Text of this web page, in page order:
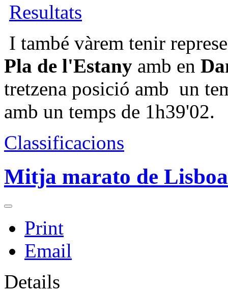
Resultats
I també vàrem tenir
Pla de l'Estany amb en
tretzena posició amb un
amb un temps de 1h39'02.
Classificacions
Mitja marato de
Print
Email
Details